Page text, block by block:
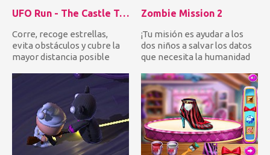
UFO Run - The Castle Tower
Corre, recoge estrellas,
evita obstáculos y cubre la
mayor distancia posible
Zombie Mission 2
¡Tu misión es ayudar a los
dos niños a salvar los datos
que necesita la humanidad